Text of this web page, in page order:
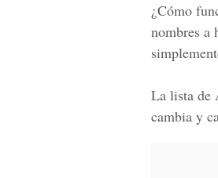
¿Cómo
nombres a
La lista de
cambia y